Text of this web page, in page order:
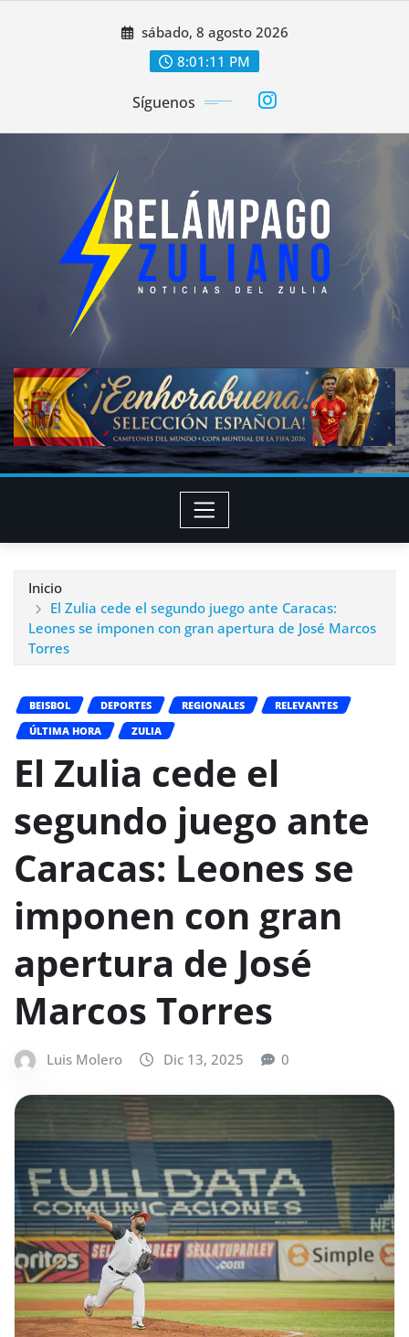
sábado, 8 agosto 2026
8:01:13 PM
Síguenos
Inicio
El Zulia cede el segundo juego ante Caracas:
Leones se imponen con gran apertura de José Marcos
Torres
BEISBOL DEPORTES REGIONALES
RELEVANTES
ÚLTIMA HORA
ZULIA
El Zulia cede el
segundo juego ante
Caracas: Leones se
imponen con gran
apertura de José
Marcos Torres
Luis Molero Dic 13, 2025 0